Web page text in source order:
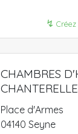
↯
CHAMBRES
Place d'Armes
04140 Seyne